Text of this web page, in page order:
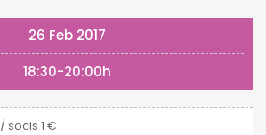
26 Feb 2017
18:30-20:00h
socis 1 €